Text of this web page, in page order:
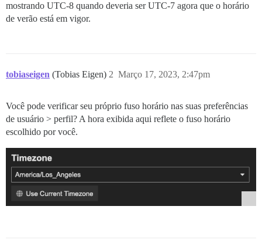
mostrando UTC-8 quando deveria ser UTC-7 agora que o horário
de verão está em vigor.
tobiaseigen (Tobias Eigen) Março 17, 2023, 2:47pm
2
Você pode verificar seu próprio fuso horário nas suas preferências
de usuário > perfil? A hora exibida aqui reflete o fuso horário
escolhido por você.